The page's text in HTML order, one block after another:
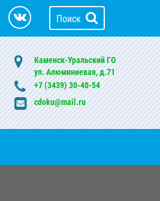
Поиск
Каменск-Уральский ГО
ул. Алюминиевая, д.71
+7 (3439) 30-40-54
cdoku@mail.ru